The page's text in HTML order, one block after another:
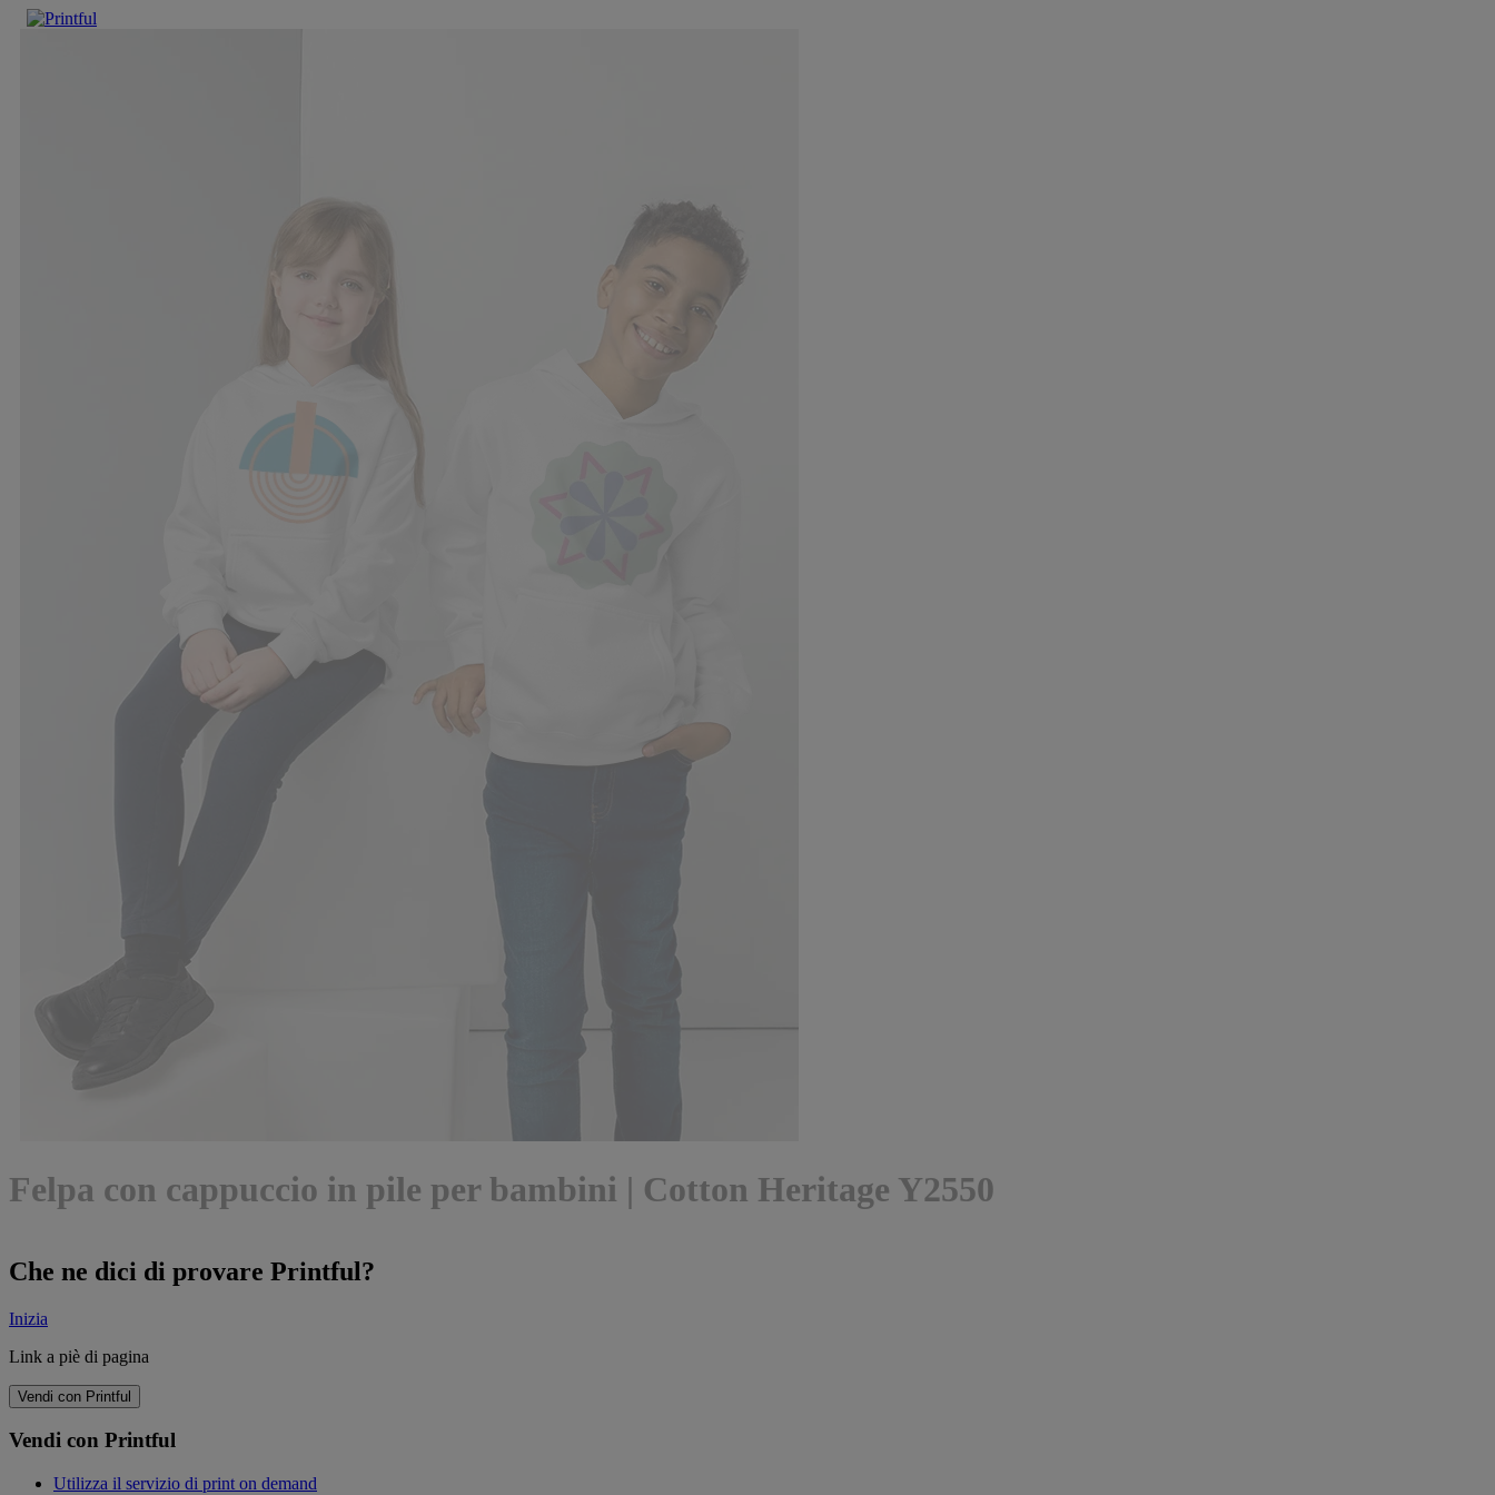
Felpa con cappuccio in pile per bambini | Cotton Heritage Y2550
Che ne dici di provare Printful?
Inizia
Link a piè di pagina
Vendi con Printful
Vendi con Printful
Utilizza il servizio di print on demand